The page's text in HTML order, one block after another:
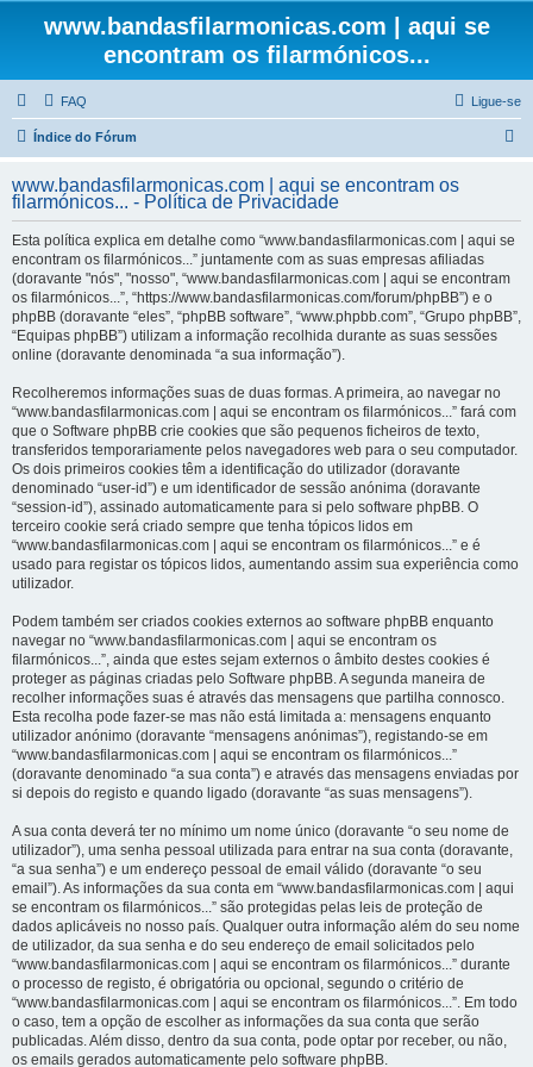
www.bandasfilarmonicas.com | aqui se
encontram os filarmónicos...
FAQ Ligue-se
Índice do Fórum
q
www.bandasfilarmonicas.com | aqui se encontram os
filarmónicos... - Política de Privacidade
Esta política explica em detalhe como “www.bandasfilarmonicas.com | aqui se
encontram os filarmónicos...” juntamente com as suas empresas afiliadas
(doravante "nós", "nosso", “www.bandasfilarmonicas.com | aqui se encontram
os filarmónicos...”, “https://www.bandasfilarmonicas.com/forum/phpBB”) e o
phpBB (doravante “eles”, “phpBB software”, “www.phpbb.com”, “Grupo phpBB”,
“Equipas phpBB”) utilizam a informação recolhida durante as suas sessões
online (doravante denominada “a sua informação”).
Recolheremos informações suas de duas formas. A primeira, ao navegar no
“www.bandasfilarmonicas.com | aqui se encontram os filarmónicos...” fará com
que o Software phpBB crie cookies que são pequenos ficheiros de texto,
transferidos temporariamente pelos navegadores web para o seu computador.
Os dois primeiros cookies têm a identificação do utilizador (doravante
denominado “user-id”) e um identificador de sessão anónima (doravante
“session-id”), assinado automaticamente para si pelo software phpBB. O
terceiro cookie será criado sempre que tenha tópicos lidos em
“www.bandasfilarmonicas.com | aqui se encontram os filarmónicos...” e é
usado para registar os tópicos lidos, aumentando assim sua experiência como
utilizador.
Podem também ser criados cookies externos ao software phpBB enquanto
navegar no “www.bandasfilarmonicas.com | aqui se encontram os
filarmónicos...”, ainda que estes sejam externos o âmbito destes cookies é
proteger as páginas criadas pelo Software phpBB. A segunda maneira de
recolher informações suas é através das mensagens que partilha connosco.
Esta recolha pode fazer-se mas não está limitada a: mensagens enquanto
utilizador anónimo (doravante “mensagens anónimas”), registando-se em
“www.bandasfilarmonicas.com | aqui se encontram os filarmónicos...”
(doravante denominado “a sua conta”) e através das mensagens enviadas por
si depois do registo e quando ligado (doravante “as suas mensagens”).
A sua conta deverá ter no mínimo um nome único (doravante “o seu nome de
utilizador”), uma senha pessoal utilizada para entrar na sua conta (doravante,
“a sua senha”) e um endereço pessoal de email válido (doravante “o seu
email”). As informações da sua conta em “www.bandasfilarmonicas.com | aqui
se encontram os filarmónicos...” são protegidas pelas leis de proteção de
dados aplicáveis no nosso país. Qualquer outra informação além do seu nome
de utilizador, da sua senha e do seu endereço de email solicitados pelo
“www.bandasfilarmonicas.com | aqui se encontram os filarmónicos...” durante
o processo de registo, é obrigatória ou opcional, segundo o critério de
“www.bandasfilarmonicas.com | aqui se encontram os filarmónicos...”. Em todo
o caso, tem a opção de escolher as informações da sua conta que serão
publicadas. Além disso, dentro da sua conta, pode optar por receber, ou não,
os emails gerados automaticamente pelo software phpBB.